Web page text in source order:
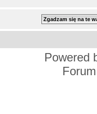
Powered